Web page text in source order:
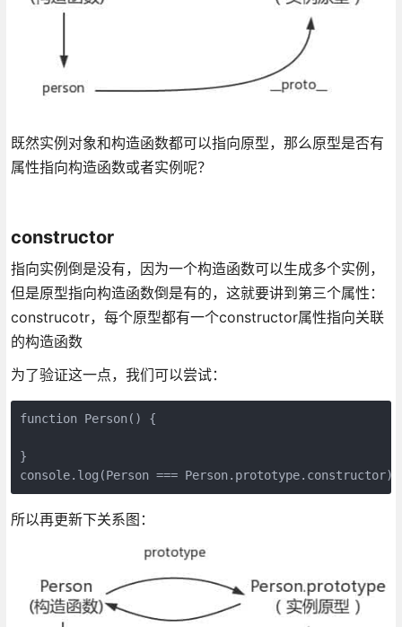
既然实例对象和构造函数都可以指向原型，那么原型是否有
属性指向构造函数或者实例呢？
constructor
指向实例倒是没有，因为一个构造函数可以生成多个实例，
但是原型指向构造函数倒是有的，这就要讲到第三个属性：
construcotr，每个原型都有一个constructor属性指向关联
的构造函数
为了验证这一点，我们可以尝试：
function Person() {
}
console.log(Person ===
所以再更新下关系图：